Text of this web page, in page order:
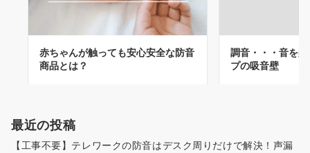
赤ちゃんが触っても安心安全な防音
商品とは？
調音・・・音を
プの吸音壁
最近の投稿
【工事不要】テレワークの防音はデスク周りだけで解決！声漏